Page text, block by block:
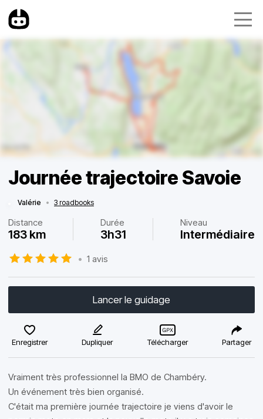
Journée trajectoire Savoie
Valérie • 3 roadbooks
Distance
183 km
Durée
3h31
Niveau
Intermédiaire
• 1 avis
Lancer le guidage
Enregistrer Dupliquer Télécharger Partager
Vraiment très professionnel la BMO de Chambéry.
Un événement très bien organisé.
C'était ma première journée trajectoire je viens d'avoir le